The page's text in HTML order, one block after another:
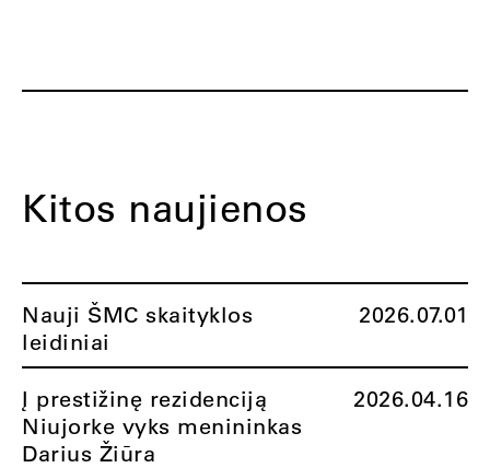
Kitos naujienos
Nauji ŠMC skaityklos
leidiniai
2026.07.01
Į prestižinę rezidenciją
Niujorke vyks menininkas
Darius Žiūra
2026.04.16